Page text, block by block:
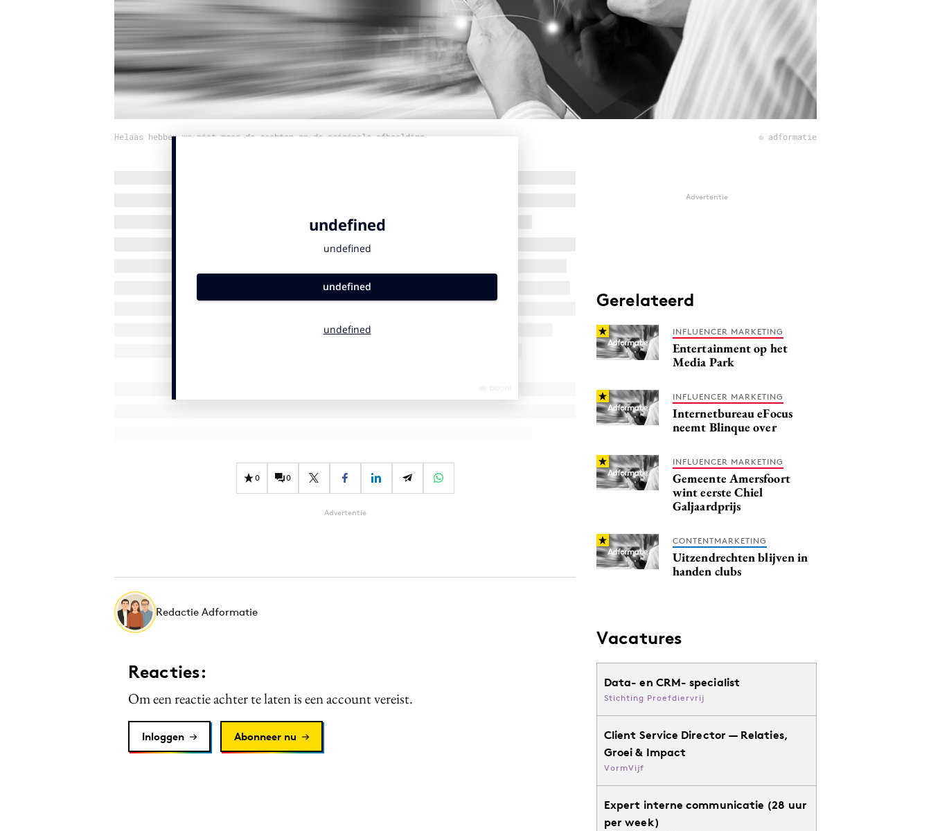
Helaas hebben we niet meer de rechten op de originele afbeelding © adformatie
0 0
Advertentie
Redactie Adformatie
Reacties:
Om een reactie achter te laten is een account vereist.
Inloggen Abonneer nu
Advertentie
Gerelateerd
INFLUENCER MARKETING
Entertainment op het
Media Park
INFLUENCER MARKETING
Internetbureau eFocus
neemt Blinque over
INFLUENCER MARKETING
Gemeente Amersfoort
wint eerste Chiel
Galjaardprijs
CONTENTMARKETING
Uitzendrechten blijven in
handen clubs
Vacatures
Data- en CRM- specialist
Stichting Proefdiervrij
Client Service Director — Relaties,
Groei & Impact
VormVijf
Expert interne communicatie (28 uur
per week)